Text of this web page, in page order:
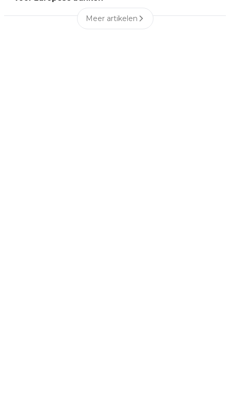
Meer artikelen